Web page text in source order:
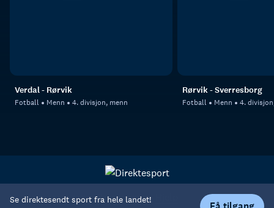
Se direktesendt sport fra hele landet!
Verdal - Rørvik
Fotball Menn 4. divisjon, menn
Rørvik - Sverresborg
Fotball Menn 4.
Personvern